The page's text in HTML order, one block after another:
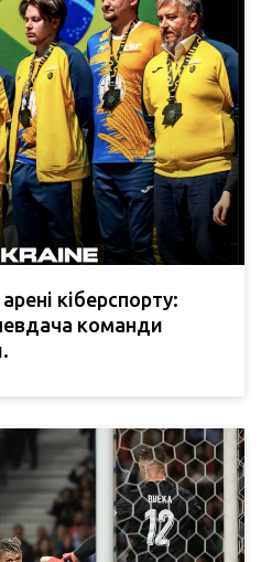
кіберспорту:
команди